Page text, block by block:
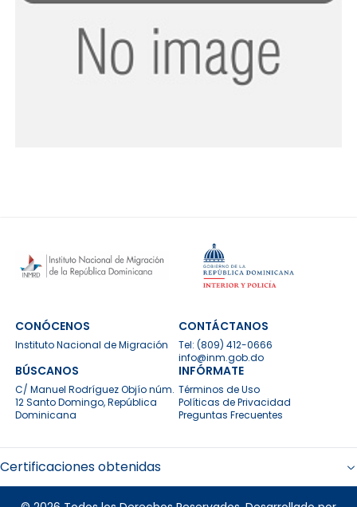
CONÓCENOS
Instituto Nacional de Migración
CONTÁCTANOS
Tel: (809) 412-0666
info@inm.gob.do
BÚSCANOS
C/ Manuel Rodríguez Objío núm.
12 Santo Domingo, República
Dominicana
INFÓRMATE
Términos de Uso
Políticas de Privacidad
Preguntas Frecuentes
Certificaciones obtenidas